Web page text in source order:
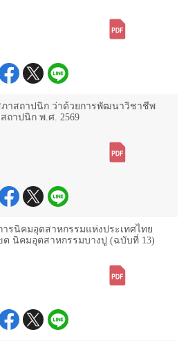
ภาสถาปนิก ว่าด้วยการพัฒนาวิชาชีพ
ถาปนิก พ.ศ. 2569
รนิคมอุตสาหกรรมแห่งประเทศไทย
ต นิคมอุตสาหกรรมบางปู (ฉบับที่ 13)